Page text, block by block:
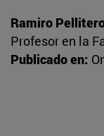
Ramiro
Profesor en la
Publicado en: